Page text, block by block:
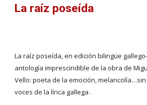
La raíz poseída
La raíz poseída, en edición bilingüe
antología imprescindible de la obra de
Vello: poeta de la emoción,
voces de la lírica gallega .